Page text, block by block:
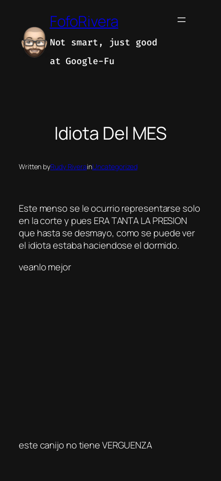
content
FofoRivera
Not smart, just good
at Google-Fu
Idiota Del MES
Written byRudy RiverainUncategorized
Este menso se le ocurrio representarse solo
en la corte y pues ERA TANTA LA PRESION
que hasta se desmayo, como se puede ver
el idiota estaba haciendose el dormido.
veanlo mejor
este canijo no tiene VERGUENZA